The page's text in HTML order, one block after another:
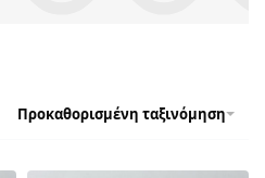
Προκαθορισμένη ταξινόμηση